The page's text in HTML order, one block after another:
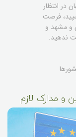
در انتظار
فرصت
و مشهد و
ندهید.
و مدارک لازم